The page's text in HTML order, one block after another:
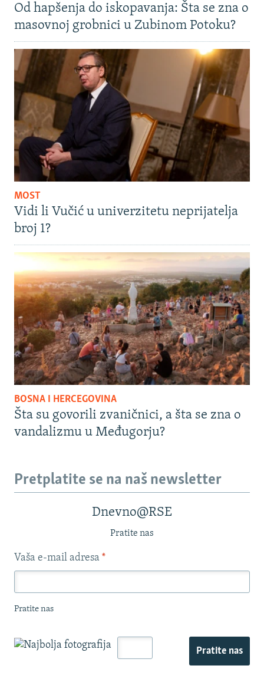
Od hapšenja do iskopavanja: Šta se zna o
masovnoj grobnici u Zubinom Potoku?
MOST
Vidi li Vučić u univerzitetu neprijatelja
broj 1?
BOSNA I HERCEGOVINA
Šta su govorili zvaničnici, a šta se zna o
vandalizmu u Međugorju?
Pretplatite se na naš newsletter
Dnevno@RSE
Pratite nas
Vaša e-mail adresa *
Pratite nas
Pratite nas